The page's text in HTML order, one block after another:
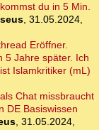
du in 5 Min.
, 31.05.2024,
Eröffner.
5 Jahre später. Ich
Islamkritiker (mL)
Chat missbraucht
DE Basiswissen
, 31.05.2024,